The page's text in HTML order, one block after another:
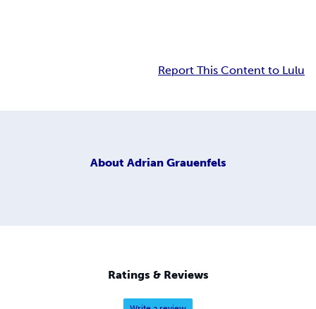
Report This Content to Lulu
About Adrian Grauenfels
Ratings & Reviews